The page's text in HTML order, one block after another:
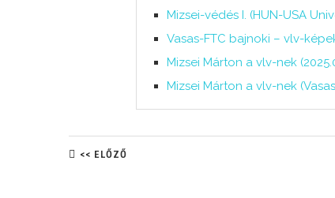
Mizsei-védés I. (HUN-USA
Vasas-FTC bajnoki – vlv-
Mizsei Márton a vlv-nek
Mizsei Márton a vlv-nek
<< ELŐZŐ